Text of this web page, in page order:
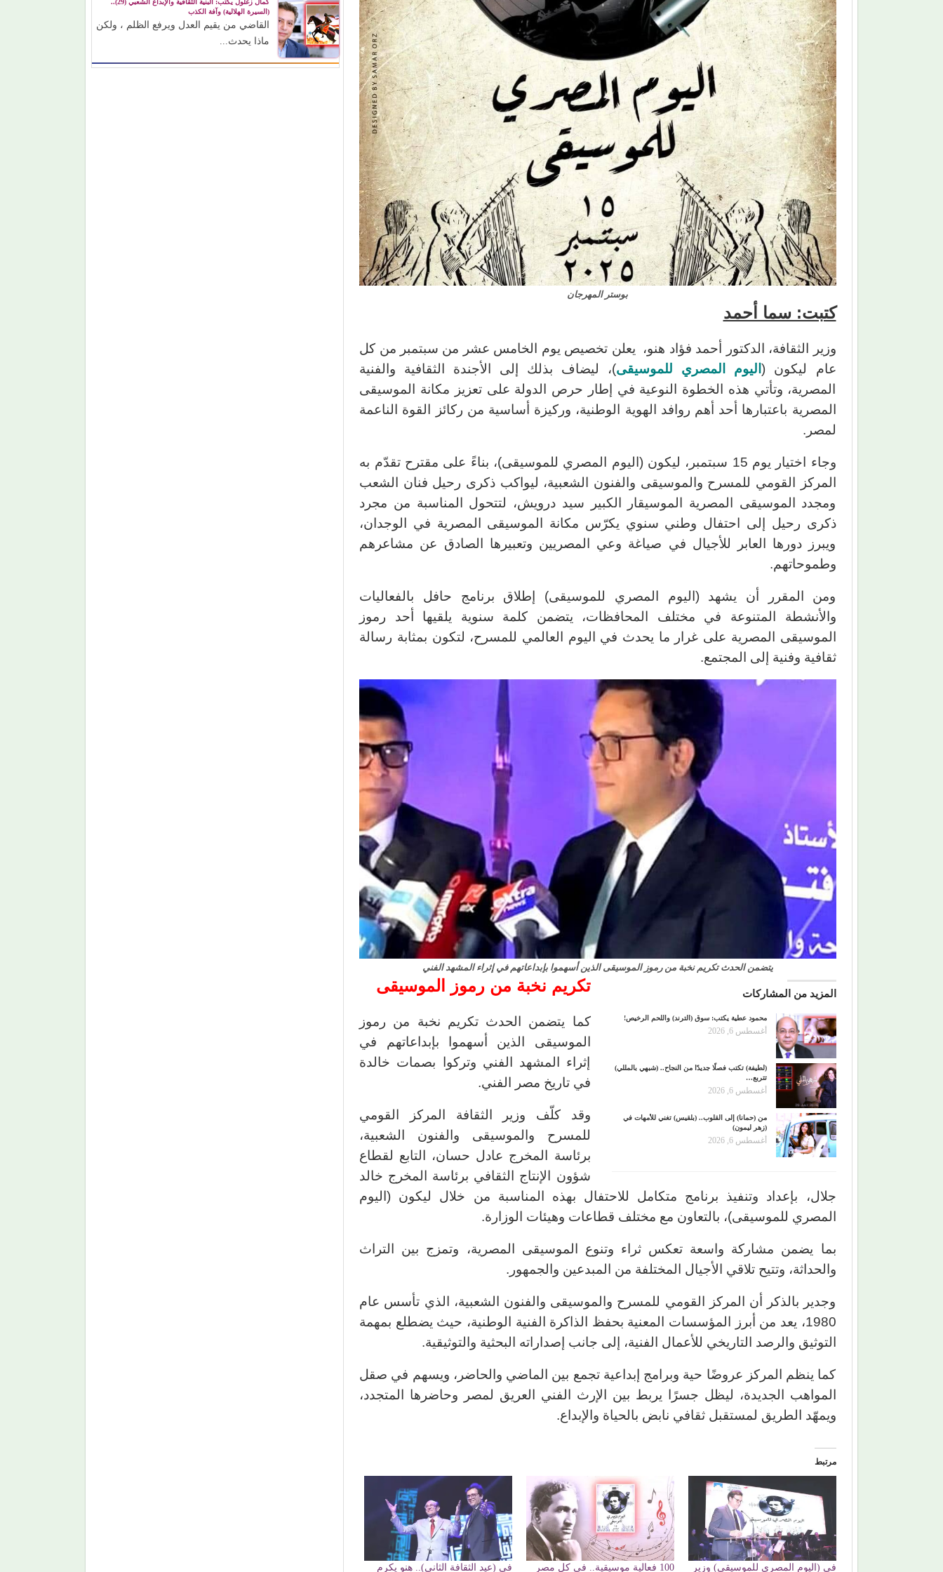
بوستر المهرجان
كتبت: سما أحمد
وزير الثقافة، الدكتور أحمد فؤاد هنو، يعلن تخصيص يوم الخامس عشر من سبتمبر من كل
عام ليكون (اليوم المصري للموسيقى)، ليضاف بذلك إلى الأجندة الثقافية والفنية
المصرية، وتأتي هذه الخطوة النوعية في إطار حرص الدولة على تعزيز مكانة الموسيقى
المصرية باعتبارها أحد أهم روافد الهوية الوطنية، وركيزة أساسية من ركائز القوة الناعمة
لمصر.
وجاء اختيار يوم 15 سبتمبر، ليكون (اليوم المصري للموسيقى)، بناءً على مقترح تقدّم به
المركز القومي للمسرح والموسيقى والفنون الشعبية، ليواكب ذكرى رحيل فنان الشعب
ومجدد الموسيقى المصرية الموسيقار الكبير سيد درويش، لتتحول المناسبة من مجرد
ذكرى رحيل إلى احتفال وطني سنوي يكرّس مكانة الموسيقى المصرية في الوجدان،
ويبرز دورها العابر للأجيال في صياغة وعي المصريين وتعبيرها الصادق عن مشاعرهم
وطموحاتهم.
ومن المقرر أن يشهد (اليوم المصري للموسيقى) إطلاق برنامج حافل بالفعاليات
والأنشطة المتنوعة في مختلف المحافظات، يتضمن كلمة سنوية يلقيها أحد رموز
الموسيقى المصرية على غرار ما يحدث في اليوم العالمي للمسرح، لتكون بمثابة رسالة
ثقافية وفنية إلى المجتمع.
يتضمن الحدث تكريم نخبة من رموز الموسيقى الذين أسهموا بإبداعاتهم في إثراء المشهد الفني
المزيد من المشاركات
محمود عطية يكتب: سوق (الترند) واللحم الرخيص!
أغسطس 6, 2026
(لطيفة) تكتب فصلًا جديدًا من النجاح.. (شبهي بالمللي)
تتربع…
أغسطس 6, 2026
من (حمانا) إلى القلوب.. (بلقيس) تغني للأمهات في
(زهر ليمون)
أغسطس 6, 2026
تكريم نخبة من رموز الموسيقى
كما يتضمن الحدث تكريم نخبة من رموز
الموسيقى الذين أسهموا بإبداعاتهم في
إثراء المشهد الفني وتركوا بصمات خالدة
في تاريخ مصر الفني.
وقد كلّف وزير الثقافة المركز القومي
للمسرح والموسيقى والفنون الشعبية،
برئاسة المخرج عادل حسان، التابع لقطاع
شؤون الإنتاج الثقافي برئاسة المخرج خالد
جلال، بإعداد وتنفيذ برنامج متكامل للاحتفال بهذه المناسبة من خلال ليكون (اليوم
المصري للموسيقى)، بالتعاون مع مختلف قطاعات وهيئات الوزارة.
بما يضمن مشاركة واسعة تعكس ثراء وتنوع الموسيقى المصرية، وتمزج بين التراث
والحداثة، وتتيح تلاقي الأجيال المختلفة من المبدعين والجمهور.
وجدير بالذكر أن المركز القومي للمسرح والموسيقى والفنون الشعبية، الذي تأسس عام
1980، يعد من أبرز المؤسسات المعنية بحفظ الذاكرة الفنية الوطنية، حيث يضطلع بمهمة
التوثيق والرصد التاريخي للأعمال الفنية، إلى جانب إصداراته البحثية والتوثيقية.
كما ينظم المركز عروضًا حية وبرامج إبداعية تجمع بين الماضي والحاضر، ويسهم في صقل
المواهب الجديدة، ليظل جسرًا يربط بين الإرث الفني العريق لمصر وحاضرها المتجدد،
ويمهّد الطريق لمستقبل ثقافي نابض بالحياة والإبداع.
مرتبط
في (اليوم المصري للموسيقى) وزير 100 فعالية موسيقية.. في كل مصر في (عيد الثقافة الثاني).. هنو يكرم
كمال زغلول يكتب: البنية الثقافية والإبداع الشعبي (29)..
(السيرة الهلالية) وآفة الكذب
القاضي من يقيم العدل ويرفع الظلم ، ولكن
ماذا يحدث...